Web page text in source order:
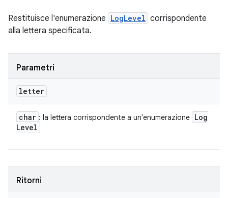
Restituisce l'enumerazione LogLevel corrispondente
alla lettera specificata.
Parametri
letter
char : la lettera corrispondente a un'enumerazione Log
Level
Ritorni